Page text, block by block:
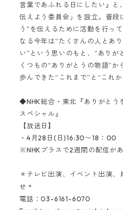
言葉であふれる日にしたい』と
伝えよう委員会」を設立。普段
う ”を伝えるために活動を行っ
なる今年は“たくさんの人とあ
い” という思いのもと、 “ありが
くつもの“ありがとうの物語”か
歩んできた“これまで”と“これか
◆NHK総合・東北『ありがとう
スペシャル』
【放送日】
・ 4月 28 日 ( 日 )16:30〜18 ： 00
※NHKプラスで2週間の配信が
＊テレビ出演、イベント出演、
せ ＊
電話：03-6161-6070‬